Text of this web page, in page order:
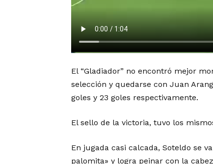
El “Gladiador” no encontró mejor
selección y quedarse con Juan
goles y 23 goles respectivamente.
El sello de la victoria, tuvo los
En jugada casi calcada, Soteldo se
palomita» y logra peinar con la